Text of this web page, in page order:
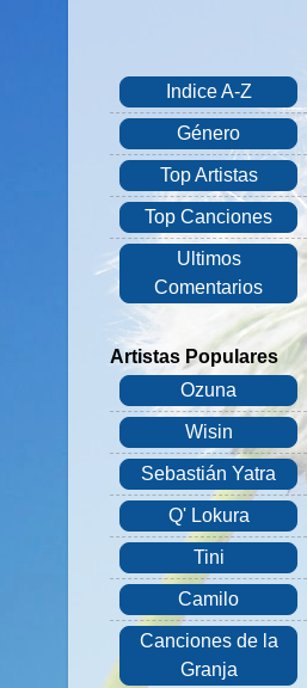
Indice A-Z
Género
Top Artistas
Top Canciones
Ultimos
Comentarios
Artistas Populares
Ozuna
Wisin
Sebastián Yatra
Q' Lokura
Tini
Camilo
Canciones de la
Granja